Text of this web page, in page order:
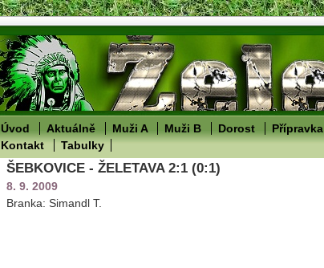
Úvod Aktuálně Muži A Muži B Dorost Přípravka
Kontakt
Tabulky
ŠEBKOVICE - ŽELETAVA 2:1 (0:1)
8. 9. 2009
Branka: Simandl T.